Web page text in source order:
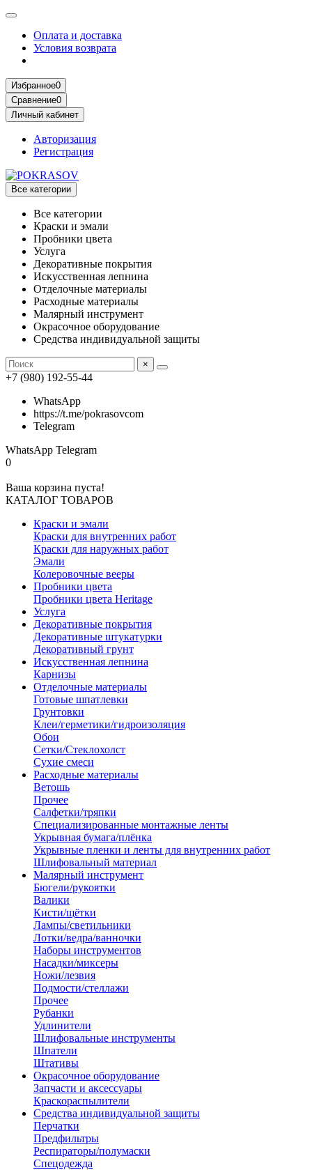
Оплата и доставка
Условия возврата
Избранное0
Сравнение0
Личный кабинет
Авторизация
Регистрация
Все категории
Все категории
Краски и эмали
Пробники цвета
Услуга
Декоративные покрытия
Искусственная лепнина
Отделочные материалы
Расходные материалы
Малярный инструмент
Окрасочное оборудование
Средства индивидуальной защиты
×
+7 (980) 192-55-44
WhatsApp
https://t.me/pokrasovcom
Telegram
WhatsApp Telegram
0
Ваша корзина пуста!
КАТАЛОГ ТОВАРОВ
Краски и эмали
Краски для внутренних работ
Краски для наружных работ
Эмали
Колеровочные вееры
Пробники цвета
Пробники цвета Heritage
Услуга
Декоративные покрытия
Декоративные штукатурки
Декоративный грунт
Искусственная лепнина
Карнизы
Отделочные материалы
Готовые шпатлевки
Грунтовки
Клеи/герметики/гидроизоляция
Обои
Сетки/Стеклохолст
Сухие смеси
Расходные материалы
Ветошь
Прочее
Салфетки/тряпки
Специализированные монтажные ленты
Укрывная бумага/плёнка
Укрывные пленки и ленты для внутренних работ
Шлифовальный материал
Малярный инструмент
Бюгели/рукоятки
Валики
Кисти/щётки
Лампы/светильники
Лотки/ведра/ванночки
Наборы инструментов
Насадки/миксеры
Ножи/лезвия
Подмости/стеллажи
Прочее
Рубанки
Удлинители
Шлифовальные инструменты
Шпатели
Штативы
Окрасочное оборудование
Запчасти и аксессуары
Краскораспылители
Средства индивидуальной защиты
Перчатки
Предфильтры
Респираторы/полумаски
Спецодежда